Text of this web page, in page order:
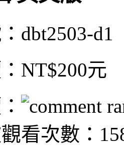
dbt2503-d1
NT$200元
看次數：